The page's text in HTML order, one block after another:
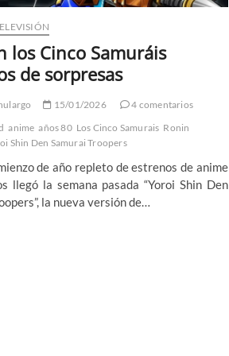
los Cinco Samuráis
de sorpresas
15/01/2026
4 comentarios
anime años 80 Los Cinco Samurais Ronin
Shin Den Samurai Troopers
de año repleto de estrenos de anime
llegó la semana pasada “Yoroi Shin Den
la nueva versión de…